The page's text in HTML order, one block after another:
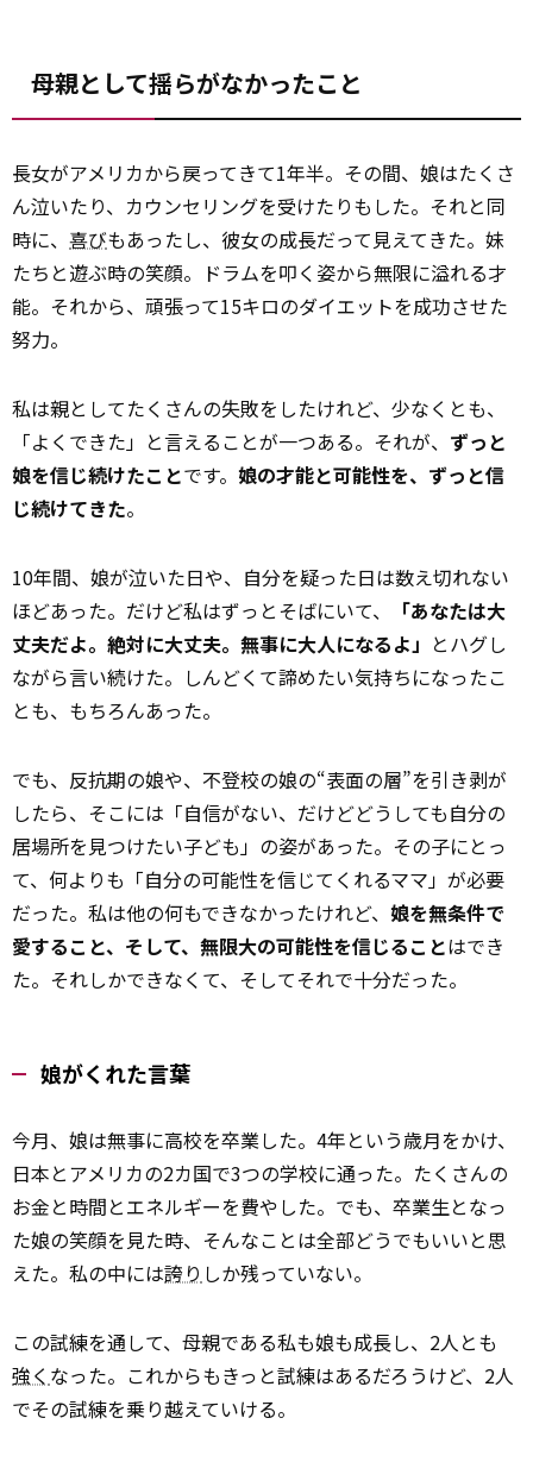
母親として揺らがなかったこと
長女がアメリカから戻ってきて1年半。その間、娘はたくさ
ん泣いたり、カウンセリングを受けたりもした。それと同
時に、 喜びもあったし、彼女の成長だって見えてきた。妹
たちと遊ぶ時の笑顔。ドラムを叩く姿から無限に溢れる才
能。それから、頑張って15キロのダイエットを成功させた
努力。
私は親としてたくさんの失敗をしたけれど、少なくとも、
「よくできた」と言えることが一つある。それが、 ずっと
娘を信じ続けたことです。 娘の才能と可能性を、ずっと信
じ続けてきた。
10年間、娘が泣いた日や、自分を疑った日は数え切れない
ほどあった。だけど私はずっとそばにいて、
「あなたは大
丈夫だよ。絶対に大丈夫。無事に大人になるよ」 とハグし
ながら言い続けた。しんどくて諦めたい気持ちになったこ
とも、もちろんあった。
でも、反抗期の娘や、不登校の娘の“表面の層”を引き剥が
したら、そこには「自信がない、だけどどうしても自分の
居場所を見つけたい子ども」の姿があった。その子にとっ
て、何よりも「自分の可能性を信じてくれるママ」が必要
だった。私は他の何もできなかったけれど、 娘を無条件で
愛すること、そして、無限大の可能性を信じることはでき
た。それしかできなくて、そしてそれで十分だった。
娘がくれた言葉
今月、娘は無事に高校を卒業した。4年という歳月をかけ、
日本とアメリカの2カ国で3つの学校に通った。たくさんの
お金と時間とエネルギーを費やした。でも、卒業生となっ
た娘の笑顔を見た時、そんなことは全部どうでもいいと思
えた。私の中には誇り しか残っていない。
この試練を通して、母親である私も娘も成長し、2人とも
強く なった。これからもきっと試練はあるだろうけど、2人
でその試練を乗り越えていける。